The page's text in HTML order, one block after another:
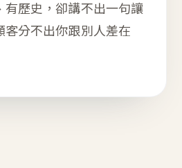
有歷史，卻講不出一句讓
客分不出你跟別人差在